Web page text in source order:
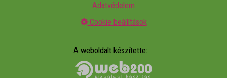
Adatvédelem
Cookie beállítások
A weboldalt készítette: